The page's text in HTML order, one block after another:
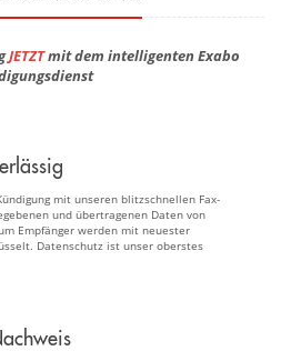
JETZTmit dem intelligenten Exabo
mit unseren blitzschnellen Fax-
und übertragenen Daten von
Empfänger werden mit neuester
Datenschutz ist unser oberstes